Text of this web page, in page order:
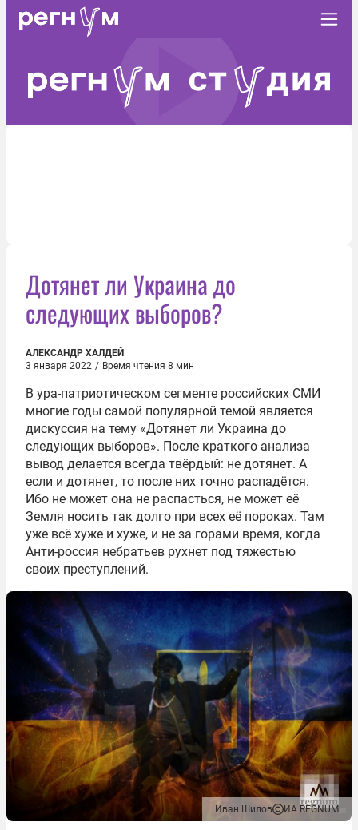
Дотянет ли Украина до
следующих выборов?
АЛЕКСАНДР ХАЛДЕЙ
3 января 2022 / Время чтения 8 мин
В ура-патриотическом сегменте российских СМИ
многие годы самой популярной темой является
дискуссия на тему «Дотянет ли Украина до
следующих выборов». После краткого анализа
вывод делается всегда твёрдый: не дотянет. А
если и дотянет, то после них точно распадётся.
Ибо не может она не распасться, не может её
Земля носить так долго при всех её пороках. Там
уже всё хуже и хуже, и не за горами время, когда
Анти-россия небратьев рухнет под тяжестью
своих преступлений.
Иван Шилов ИА REGNUM